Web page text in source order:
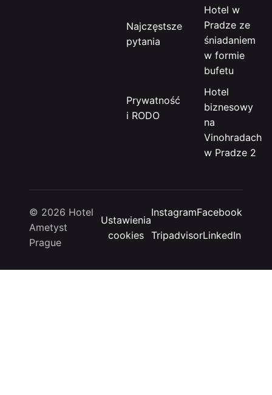
Najczęstsze
pytania
Prywatność
i RODO
Hotel w
Pradze ze
śniadaniem
w formie
bufetu
Hotel
biznesowy
na
Vinohradach
w Pradze 2
© 2026 Hotel
Ametyst
Prague
Ustawienia
cookies
InstagramFacebook
TripadvisorLinkedIn